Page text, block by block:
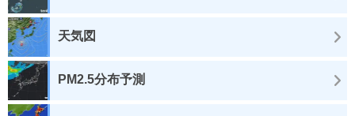
天気図
PM2.5分布予測